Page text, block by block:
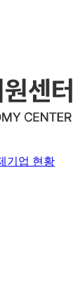
기업 현황